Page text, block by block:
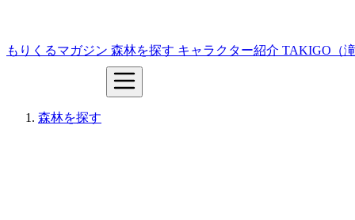
もりくるマガジン 森林を探す キャラクター紹介 TAKIGO（
森林を探す